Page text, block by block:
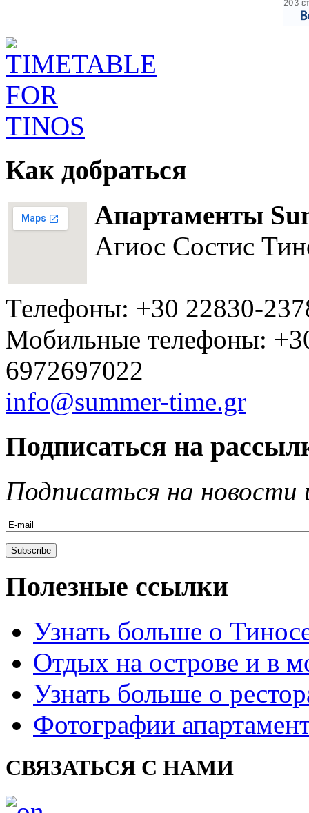
203
Как добраться
Апартаменты
Агиос Состис
Телефоны: +30 22830-
Мобильные телефоны:
6972697022
info@summer-time.gr
Подписаться на
Подписаться на новости
Полезные ссылки
Узнать больше о
Отдых на острове и в
Узнать больше о
Фотографии
СВЯЗАТЬСЯ С НАМИ